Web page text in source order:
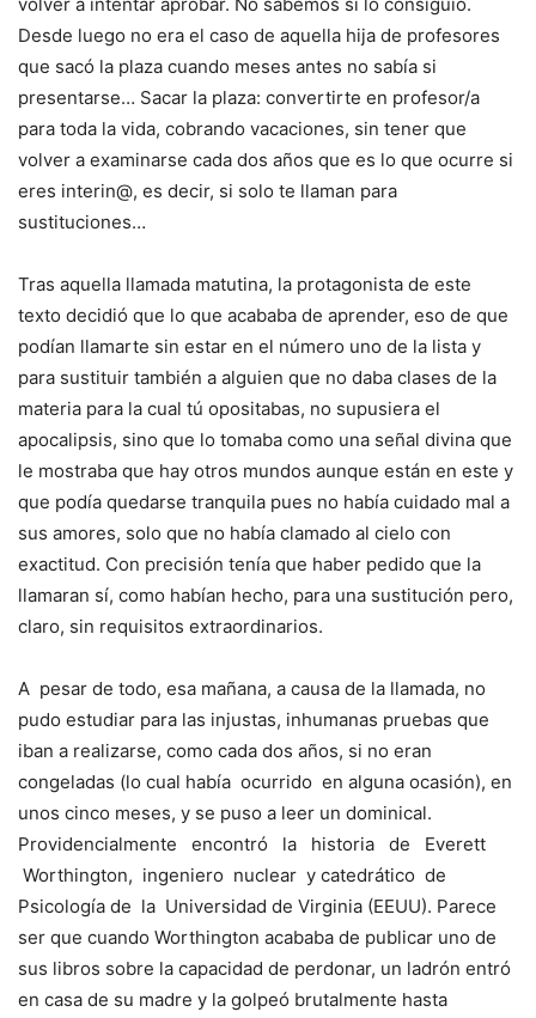
volver a intentar aprobar. No sabemos si lo consiguió.
Desde luego no era el caso de aquella hija de profesores
que sacó la plaza cuando meses antes no sabía si
presentarse… Sacar la plaza: convertirte en profesor/a
para toda la vida, cobrando vacaciones, sin tener que
volver a examinarse cada dos años que es lo que ocurre si
eres interin@, es decir, si solo te llaman para
sustituciones…
Tras aquella llamada matutina, la protagonista de este
texto decidió que lo que acababa de aprender, eso de que
podían llamarte sin estar en el número uno de la lista y
para sustituir también a alguien que no daba clases de la
materia para la cual tú opositabas, no supusiera el
apocalipsis, sino que lo tomaba como una señal divina que
le mostraba que hay otros mundos aunque están en este y
que podía quedarse tranquila pues no había cuidado mal a
sus amores, solo que no había clamado al cielo con
exactitud. Con precisión tenía que haber pedido que la
llamaran sí, como habían hecho, para una sustitución pero,
claro, sin requisitos extraordinarios.
A pesar de todo, esa mañana, a causa de la llamada, no
pudo estudiar para las injustas, inhumanas pruebas que
iban a realizarse, como cada dos años, si no eran
congeladas (lo cual había ocurrido en alguna ocasión), en
unos cinco meses, y se puso a leer un dominical.
Providencialmente encontró la historia de Everett
Worthington, ingeniero nuclear y catedrático de
Psicología de la Universidad de Virginia (EEUU). Parece
ser que cuando Worthington acababa de publicar uno de
sus libros sobre la capacidad de perdonar, un ladrón entró
en casa de su madre y la golpeó brutalmente hasta